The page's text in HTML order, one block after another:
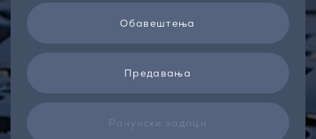
Обавештења
Предавања
Рачунски задаци